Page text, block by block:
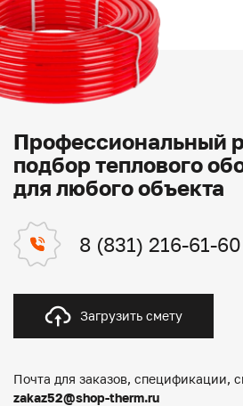
Профессиональный
подбор теплового
для любого объекта
8 (831) 216-61-60
Загрузить смету
Почта для заказов, спецификации,
zakaz52@shop-therm.ru